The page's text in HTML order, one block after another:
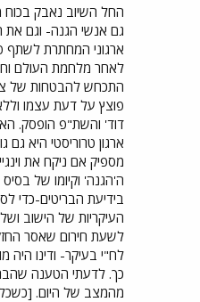
החל השיוב נאבק
גם אנשי הגנה- וגם
לאחר מלחמת העולם
התכחש להבטחות של
פוצץ על דעת עצמו
דוד' והשת"פ הופסק.
ארגון טרוריסטי היא גם
מספיק אם ניקח את
ה'הגנה' וקיומו של
בידיעת הבריטים-כדי
העיקריות של הישוב
לשעת חירום שאסר
לח"י בעיקר- ודינו היה
כך. לדעתי הטענה
מהמצב של היום.